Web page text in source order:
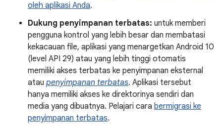
oleh aplikasi Anda.
Dukung penyimpanan terbatas: untuk memberi
pengguna kontrol yang lebih besar dan membatasi
kekacauan file, aplikasi yang menargetkan Android 10
(level API 29) atau yang lebih tinggi otomatis
memiliki akses terbatas ke penyimpanan eksternal
atau penyimpanan terbatas. Aplikasi tersebut
hanya memiliki akses ke direktorinya sendiri dan
media yang dibuatnya. Pelajari cara bermigrasi ke
penyimpanan terbatas.